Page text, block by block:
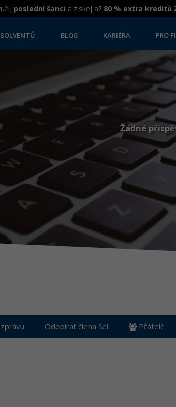
poslední šanci a získej až 80 % extra kreditů
BLOG KARIÉRA PRO
Žádné
Odebírat člena Sei Přátelé